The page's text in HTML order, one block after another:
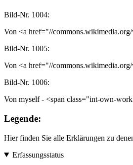
Bild-Nr. 1004:
Von <a href="//
Bild-Nr. 1005:
Von <a href="//
Bild-Nr. 1006:
Von myself - <span class="int-own-
Legende:
Hier finden Sie alle Erklärungen zu
Erfassungsstatus